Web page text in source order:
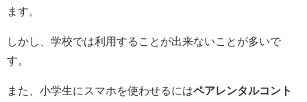
ます。
しかし、学校では利用することが出来ないことが多いで
す。
また、小学生にスマホを使わせるにはペアレンタルコント